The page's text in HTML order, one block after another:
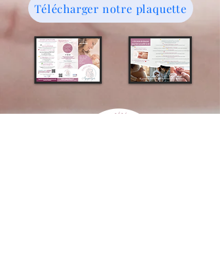
Télécharger notre plaquette